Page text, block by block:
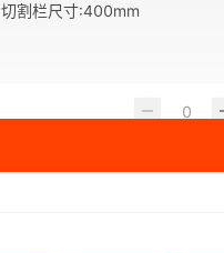
切割栏尺寸:400mm